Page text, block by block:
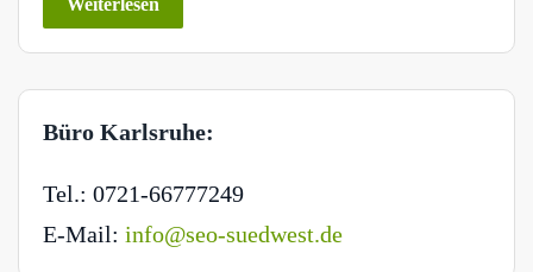
Büro Karlsruhe:
Tel.: 0721-66777249
E-Mail: info@seo-suedwest.de